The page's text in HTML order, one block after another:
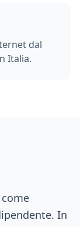
dal
Italia.
In